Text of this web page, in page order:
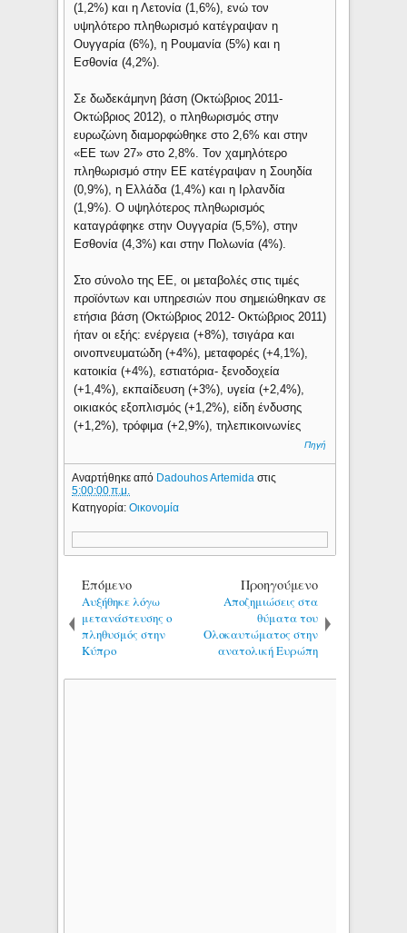
(1,2%) και η Λετονία (1,6%), ενώ τον
υψηλότερο πληθωρισμό κατέγραψαν η
Ουγγαρία (6%), η Ρουμανία (5%) και η
Εσθονία (4,2%).
Σε δωδεκάμηνη βάση (Οκτώβριος 2011-
Οκτώβριος 2012), ο πληθωρισμός στην
ευρωζώνη διαμορφώθηκε στο 2,6% και στην
«ΕΕ των 27» στο 2,8%. Τον χαμηλότερο
πληθωρισμό στην ΕΕ κατέγραψαν η Σουηδία
(0,9%), η Ελλάδα (1,4%) και η Ιρλανδία
(1,9%). Ο υψηλότερος πληθωρισμός
καταγράφηκε στην Ουγγαρία (5,5%), στην
Εσθονία (4,3%) και στην Πολωνία (4%).
Στο σύνολο της ΕΕ, οι μεταβολές στις τιμές
προϊόντων και υπηρεσιών που σημειώθηκαν σε
ετήσια βάση (Οκτώβριος 2012- Οκτώβριος 2011)
ήταν οι εξής: ενέργεια (+8%), τσιγάρα και
οινοπνευματώδη (+4%), μεταφορές (+4,1%),
κατοικία (+4%), εστιατόρια- ξενοδοχεία
(+1,4%), εκπαίδευση (+3%), υγεία (+2,4%),
οικιακός εξοπλισμός (+1,2%), είδη ένδυσης
(+1,2%), τρόφιμα (+2,9%), τηλεπικοινωνίες
Πηγή
Αναρτήθηκε από Dadouhos Artemidaστις
5:00:00 π.μ.
Κατηγορία:Οικονομία
Επόμενο
Αυξήθηκε λόγω
μετανάστευσης ο
πληθυσμός στην
Κύπρο
Προηγούμενο
Αποζημιώσεις στα
θύματα του
Ολοκαυτώματος στην
ανατολική Ευρώπη